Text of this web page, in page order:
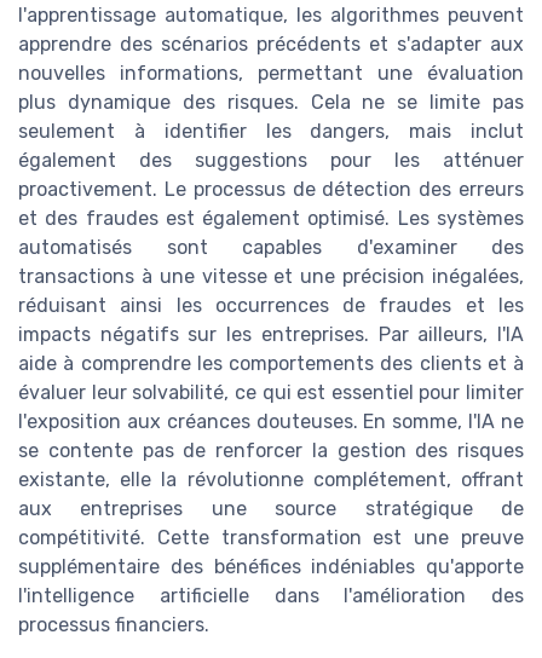
l'apprentissage automatique, les algorithmes peuvent
apprendre des scénarios précédents et s'adapter aux
nouvelles informations, permettant une évaluation
plus dynamique des risques. Cela ne se limite pas
seulement à identifier les dangers, mais inclut
également des suggestions pour les atténuer
proactivement. Le processus de détection des erreurs
et des fraudes est également optimisé. Les systèmes
automatisés sont capables d'examiner des
transactions à une vitesse et une précision inégalées,
réduisant ainsi les occurrences de fraudes et les
impacts négatifs sur les entreprises. Par ailleurs, l'IA
aide à comprendre les comportements des clients et à
évaluer leur solvabilité, ce qui est essentiel pour limiter
l'exposition aux créances douteuses. En somme, l'IA ne
se contente pas de renforcer la gestion des risques
existante, elle la révolutionne complétement, offrant
aux entreprises une source stratégique de
compétitivité. Cette transformation est une preuve
supplémentaire des bénéfices indéniables qu'apporte
l'intelligence artificielle dans l'amélioration des
processus financiers.